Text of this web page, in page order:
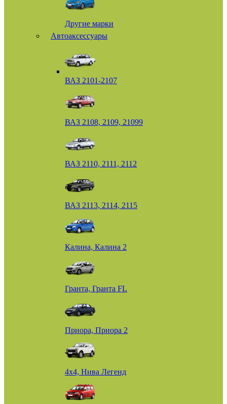
Другие марки
Автоаксессуары
ВАЗ 2101-2107
ВАЗ 2108, 2109, 21099
ВАЗ 2110, 2111, 2112
ВАЗ 2113, 2114, 2115
Калина, Калина 2
Гранта, Гранта FL
Приора, Приора 2
4х4, Нива Легенд